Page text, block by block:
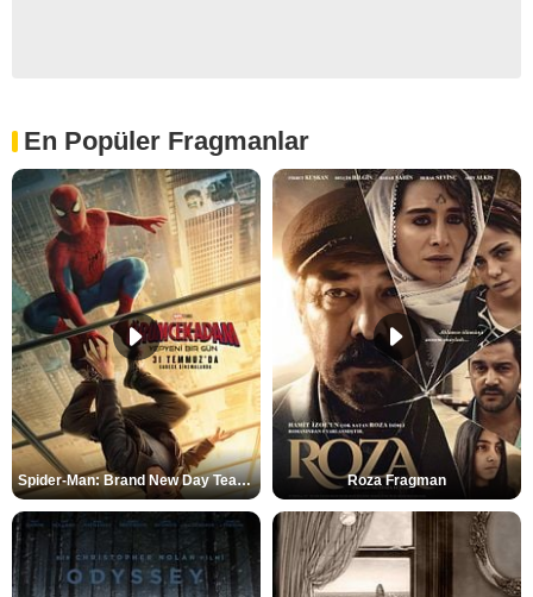
En Popüler Fragmanlar
Spider-Man: Brand New Day Teaser Roza Fragman